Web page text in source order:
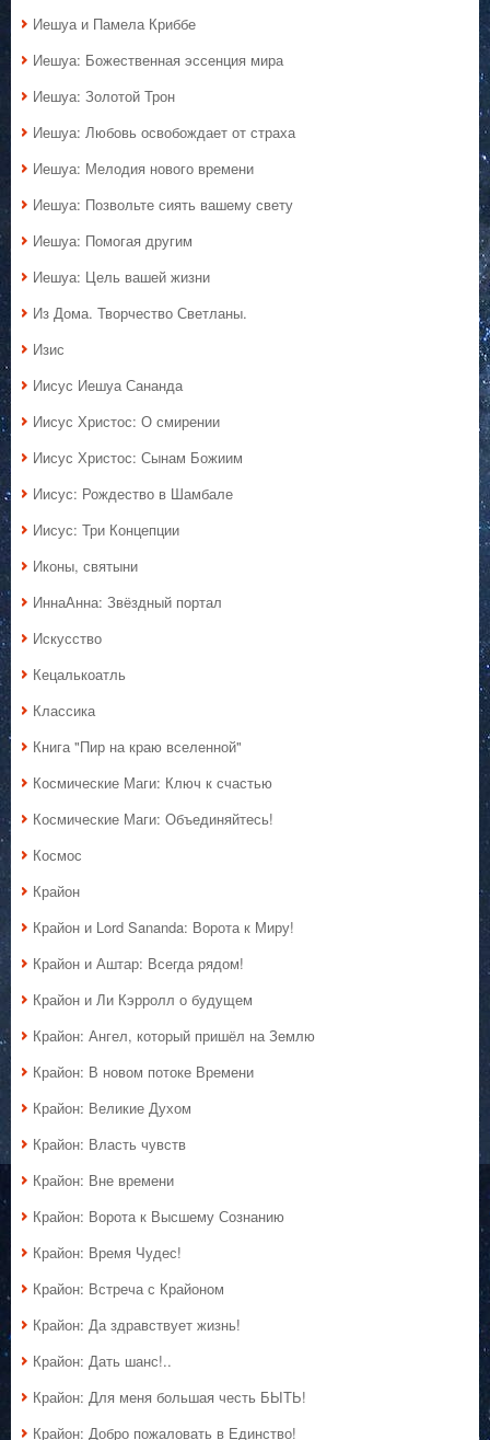
Иешуа и Памела Криббе
Иешуа: Божественная эссенция мира
Иешуа: Золотой Трон
Иешуа: Любовь освобождает от страха
Иешуа: Мелодия нового времени
Иешуа: Позвольте сиять вашему свету
Иешуа: Помогая другим
Иешуа: Цель вашей жизни
Из Дома. Творчество Светланы.
Изис
Иисус Иешуа Сананда
Иисус Христос: О смирении
Иисус Христос: Сынам Божиим
Иисус: Рождество в Шамбале
Иисус: Три Концепции
Иконы, святыни
ИннаАнна: Звёздный портал
Искусство
Кецалькоатль
Классика
Книга "Пир на краю вселенной"
Космические Маги: Ключ к счастью
Космические Маги: Объединяйтесь!
Космос
Крайон
Крайон и Lord Sananda: Ворота к Миру!
Крайон и Аштар: Всегда рядом!
Крайон и Ли Кэрролл о будущем
Крайон: Ангел, который пришёл на Землю
Крайон: В новом потоке Времени
Крайон: Великие Духом
Крайон: Власть чувств
Крайон: Вне времени
Крайон: Ворота к Высшему Сознанию
Крайон: Время Чудес!
Крайон: Встреча с Крайоном
Крайон: Да здравствует жизнь!
Крайон: Дать шанс!..
Крайон: Для меня большая честь БЫТЬ!
Крайон: Добро пожаловать в Единство!